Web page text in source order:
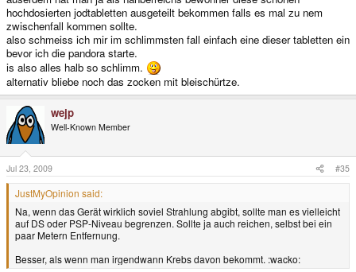
hochdosierten jodtabletten ausgeteilt bekommen falls es mal zu nem
zwischenfall kommen sollte.
also schmeiss ich mir im schlimmsten fall einfach eine dieser tabletten ein
bevor ich die pandora starte.
is also alles halb so schlimm.
alternativ bliebe noch das zocken mit bleischürtze.
wejp
Well-Known Member
Jul 23, 2009 #35
JustMyOpinion said:
Na, wenn das Gerät wirklich soviel Strahlung abgibt, sollte man es vielleicht
auf DS oder PSP-Niveau begrenzen. Sollte ja auch reichen, selbst bei ein
paar Metern Entfernung.
Besser, als wenn man irgendwann Krebs davon bekommt. :wacko: